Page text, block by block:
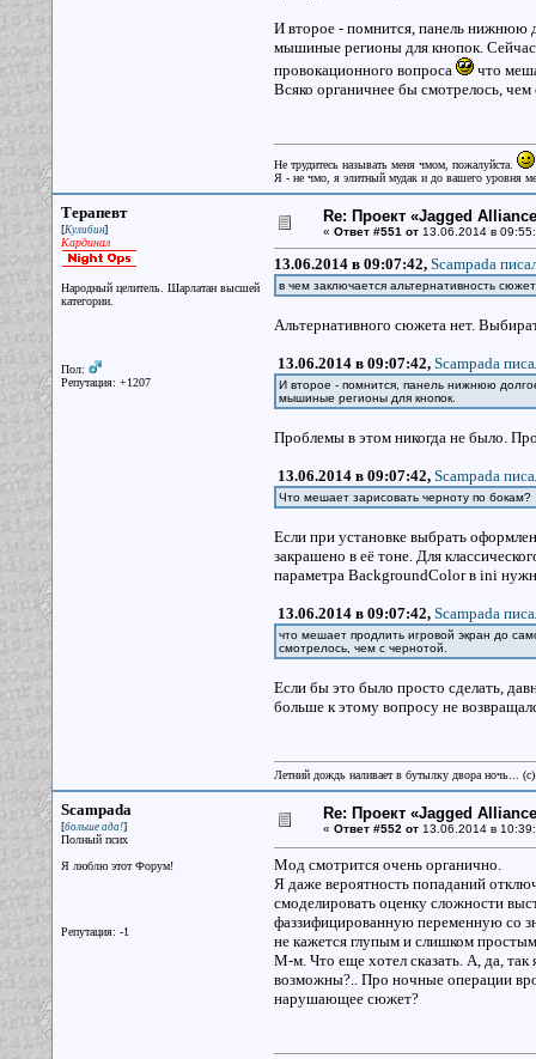
И второе - помнится, панель нижнюю
мышиные регионы для кнопок. Сейчас
провокационного вопроса
что
Всяко органичнее бы смотрелось, чем
Не трудитесь называть меня чмом, пожалуйста.
Я - не чмо, я элитный мудак и до вашего уровня
Терапевт
[Кулибин]
Кардинал
Народный целитель. Шарлатан высшей
категории.
Пол:
Репутация: +1207
Re: Проект «Jagged
« Ответ #551 от13.06.2014 в
13.06.2014 в 09:07:42, Scampada
в чем заключается альтернативность
Альтернативного сюжета нет.
13.06.2014 в 09:07:42, Scampada
И второе - помнится, панель нижнюю
мышиные регионы для кнопок.
Проблемы в этом никогда не было.
13.06.2014 в 09:07:42, Scampada
Что мешает зарисовать черноту по бокам?
Если при установке выбрать
закрашено в её тоне. Для
параметра BackgroundColor в ini
13.06.2014 в 09:07:42, Scampada
что мешает продлить игровой экран до
смотрелось, чем с чернотой.
Если бы это было просто сделать,
больше к этому вопросу не
Летний дождь наливает в бутылку двора ночь...
Scampada
[больше ада!]
Полный псих
Я люблю этот Форум!
Репутация: -1
Re: Проект «Jagged
« Ответ #552 от13.06.2014 в
Мод смотрится очень органично.
Я даже вероятность попаданий
смоделировать оценку сложности
фаззифицированную переменную со
не кажется глупым и слишком
М-м. Что еще хотел сказать. А, да,
возможны?.. Про ночные операции
нарушающее сюжет?